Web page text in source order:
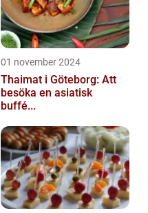
01 november 2024
Thaimat i Göteborg: Att
besöka en asiatisk
buffé...